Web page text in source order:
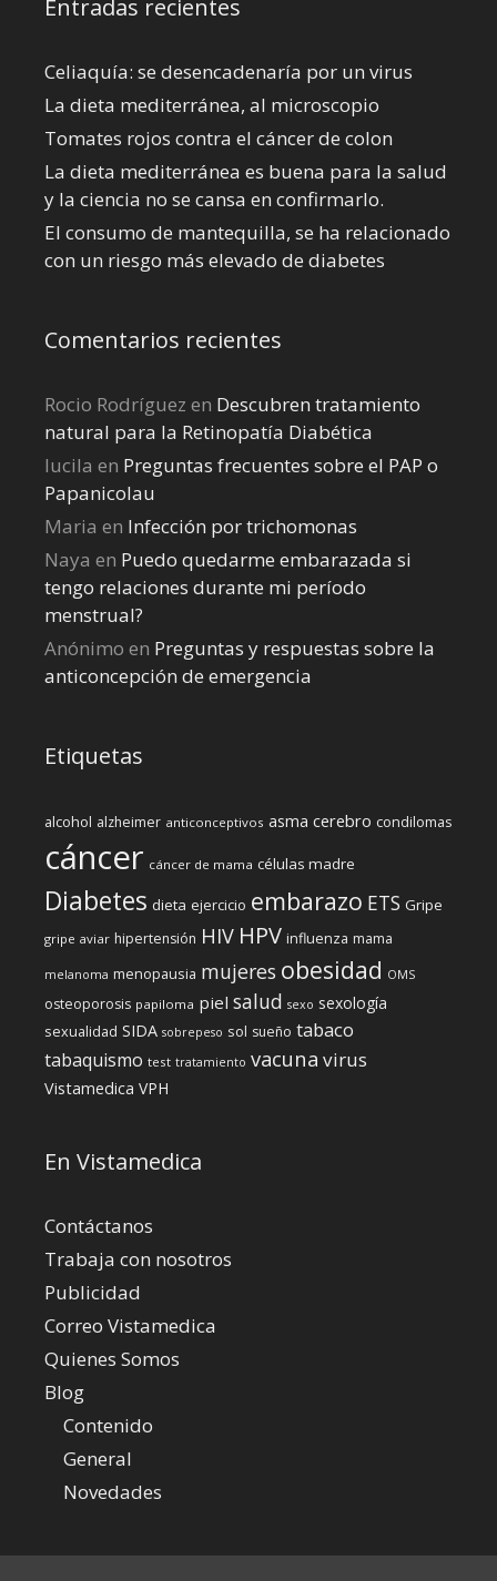
Entradas recientes
Celiaquía: se desencadenaría por un virus
La dieta mediterránea, al microscopio
Tomates rojos contra el cáncer de colon
La dieta mediterránea es buena para la salud
y la ciencia no se cansa en confirmarlo.
El consumo de mantequilla, se ha relacionado
con un riesgo más elevado de diabetes
Comentarios recientes
Rocio Rodríguez en Descubren tratamiento
natural para la Retinopatía Diabética
lucila en Preguntas frecuentes sobre el PAP o
Papanicolau
Maria en Infección por trichomonas
Naya en Puedo quedarme embarazada si
tengo relaciones durante mi perí­odo
menstrual?
Anónimo en Preguntas y respuestas sobre la
anticoncepción de emergencia
Etiquetas
alcohol alzheimer anticonceptivos asma cerebro condilomas
cáncer cáncer de mama células madre
Diabetes dieta ejercicio embarazo ETS Gripe
gripe aviar hipertensión HIV HPV influenza mama
melanoma menopausia mujeres obesidad OMS
osteoporosis papiloma piel salud sexo sexología
sexualidad SIDA sobrepeso sol sueño tabaco
tabaquismo test tratamiento vacuna virus
Vistamedica VPH
En Vistamedica
Contáctanos
Trabaja con nosotros
Publicidad
Correo Vistamedica
Quienes Somos
Blog
Contenido
General
Novedades